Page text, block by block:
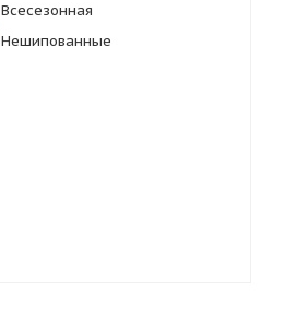
Всесезонная
Нешипованные